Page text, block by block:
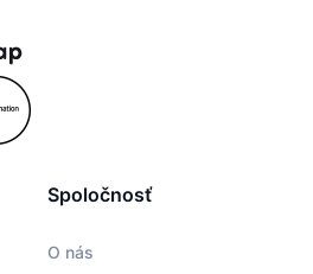
Spoločnosť
O nás